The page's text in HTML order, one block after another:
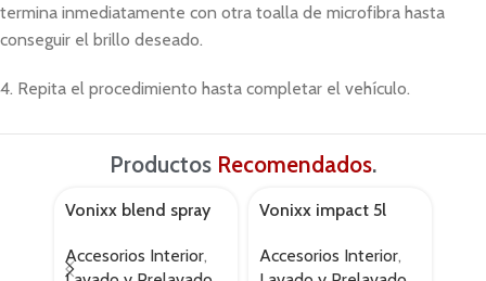
termina inmediatamente con otra toalla de microfibra hasta
conseguir el brillo deseado.
4. Repita el procedimiento hasta completar el vehículo.
Productos Recomendados.
Vonixx blend spray
Accesorios Interior,
Vonixx impact 5l
Accesorios Interior,